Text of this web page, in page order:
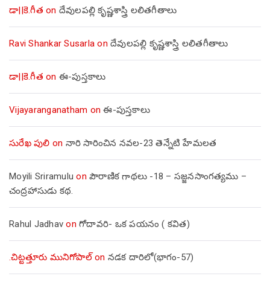
డా||కె.గీత on దేవులపల్లి కృష్ణశాస్త్రి లలితగీతాలు
Ravi Shankar Susarla on దేవులపల్లి కృష్ణశాస్త్రి లలితగీతాలు
డా||కె.గీత on ఈ-పుస్తకాలు
Vijayaranganatham onఈ-పుస్తకాలు
సురేఖ పులి on నారి సారించిన నవల-23 తెన్నేటి హేమలత
Moyili Sriramulu on పౌరాణిక గాథలు -18 – సజ్జనసాంగత్యము –
చంద్రహాసుడు కథ.
Rahul Jadhav on గోదావరి- ఒక పయనం ( కవిత)
.చిట్టత్తూరు మునిగోపాల్on నడక దారిలో(భాగం-57)